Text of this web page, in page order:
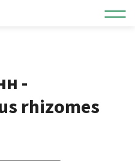
-
rhizomes